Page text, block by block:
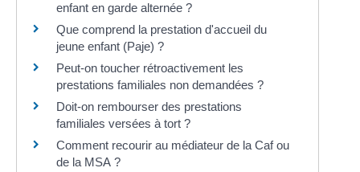
enfant en garde alternée ?
Que comprend la prestation d'accueil du
jeune enfant (Paje) ?
Peut-on toucher rétroactivement les
prestations familiales non demandées ?
Doit-on rembourser des prestations
familiales versées à tort ?
Comment recourir au médiateur de la Caf ou
de la MSA ?